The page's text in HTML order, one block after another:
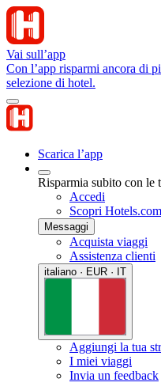
Vai sull’app
Con l’app risparmi ancora di
selezione di hotel.
Scarica l’app
Risparmia subito con le
Accedi
Scopri
Messaggi
Acquista viaggi
Assistenza clienti
italiano · EUR · IT
Aggiungi la tua
I miei viaggi
Invia un feedback